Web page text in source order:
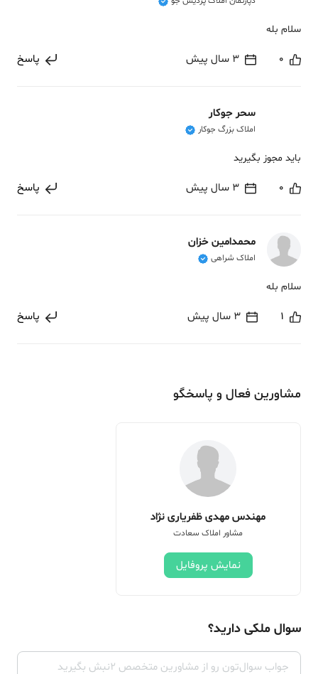
سلام بله
0 3 سال پیش پاسخ
سحر جوکار
املاک بزرگ جوکار
باید مجوز بگیرید
0 3 سال پیش پاسخ
محمدامین خزان
املاک شراهی
سلام بله
1 3 سال پیش پاسخ
مشاورین فعال و پاسخگو
مهندس مهدی ظفریاری نژاد
مشاور املاک سعادت
نمایش پروفایل
سوال ملکی دارید؟